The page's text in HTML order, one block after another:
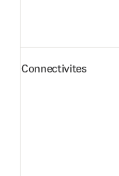
Connectivites